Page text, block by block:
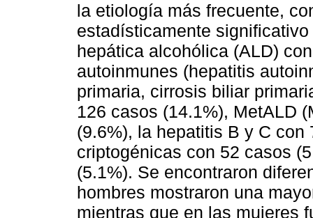
la etiología más frecuente,
estadísticamente
hepática alcohólica (ALD)
autoinmunes (hepatitis
primaria, cirrosis biliar
126 casos (14.1%), MetALD
(9.6%), la hepatitis B y C
criptogénicas con 52 casos
(5.1%). Se encontraron
hombres mostraron una
mientras que en las mujeres